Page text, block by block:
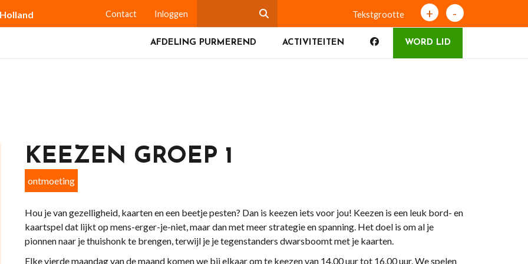
Contact Inloggen Tekstgrootte + -
AFDELING PURMEREND ACTIVITEITEN WORD LID
KEEZEN GROEP 1
ontmoeting
Hou je van gezelligheid, kaarten en een beetje pesten? Dan is keezen iets voor jou! Keezen is een leuk bord- en
kaartspel dat lijkt op mens-erger-je-niet, maar dan met meer strategie en spanning. Het doel is om al je
pionnen naar je thuishonk te brengen, terwijl je je tegenstanders dwarsboomt met je kaarten.
Elke vierde maandag van de maand komen we bij elkaar om te keezen van 14.00 uur tot 16.00 uur. We spelen